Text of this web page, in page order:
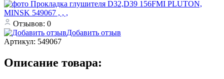
Отзывов: 0
Добавить отзыв
Артикул: 549067
Описание товара: